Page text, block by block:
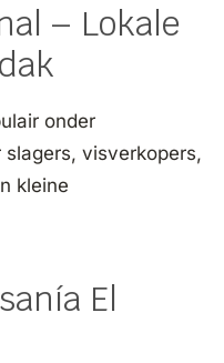
– Lokale
onder
visverkopers,
kleine
El